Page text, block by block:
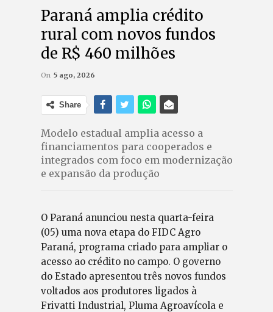
Paraná amplia crédito
rural com novos fundos
de R$ 460 milhões
On 5 ago, 2026
Share
Modelo estadual amplia acesso a
financiamentos para cooperados e
integrados com foco em modernização
e expansão da produção
O Paraná anunciou nesta quarta-feira
(05) uma nova etapa do FIDC Agro
Paraná, programa criado para ampliar o
acesso ao crédito no campo. O governo
do Estado apresentou três novos fundos
voltados aos produtores ligados à
Frivatti Industrial, Pluma Agroavícola e